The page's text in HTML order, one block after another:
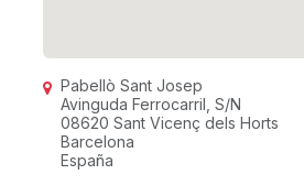
Pabellò Sant Josep
Avinguda Ferrocarril, S/N
08620 Sant Vicenç dels Horts
Barcelona
España